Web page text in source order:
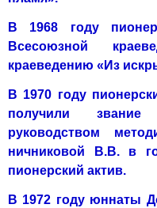
В 1968 году
Всесоюзной
краеведению «Из
В 1970 году
получили зва­ние
руководством
ничниковой В.В. в
пионерский актив.
В 1972 году юннаты